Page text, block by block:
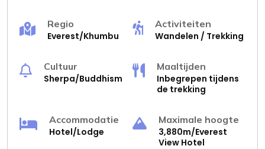
Regio
Everest/Khumbu
Activiteiten
Wandelen / Trekking
Cultuur
Sherpa/Buddhism
Maaltijden
Inbegrepen tijdens
de trekking
Accommodatie
Hotel/Lodge
Maximale hoogte
3,880m/Everest
View Hotel